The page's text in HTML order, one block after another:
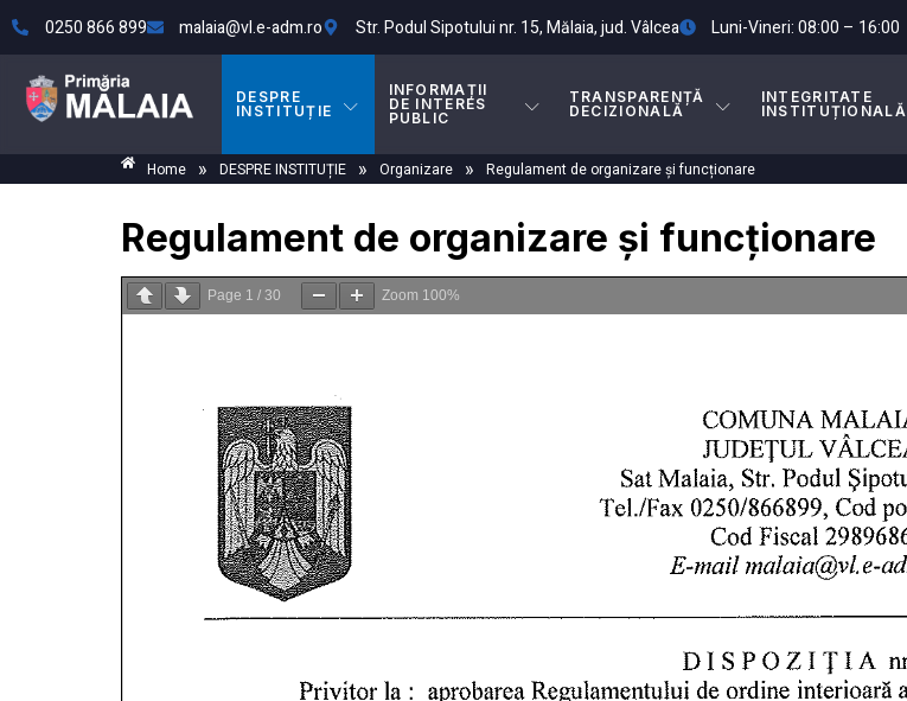
0250 866 899 malaia@vl.e-adm.ro Str. Podul Sipotului nr. 15, Mălaia, jud. Vâlcea Luni-Vineri: 08:00 – 16:00
DESPRE
INSTITUȚIE
INFORMAȚII
DE INTERES
PUBLIC
TRANSPARENȚĂ
DECIZIONALĂ
INTEGRITATE
INSTITUȚIONALĂ
Home » DESPRE INSTITUȚIE » Organizare » Regulament de organizare și funcționare
Regulament de organizare și funcționare
Page 1 / 30 Zoom 100%